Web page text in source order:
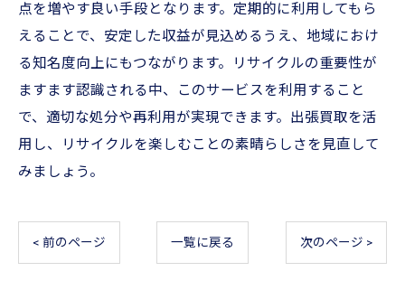
点を増やす良い手段となります。定期的に利用してもら
えることで、安定した収益が見込めるうえ、地域におけ
る知名度向上にもつながります。リサイクルの重要性が
ますます認識される中、このサービスを利用すること
で、適切な処分や再利用が実現できます。出張買取を活
用し、リサイクルを楽しむことの素晴らしさを見直して
みましょう。
< 前のページ 一覧に戻る 次のページ >